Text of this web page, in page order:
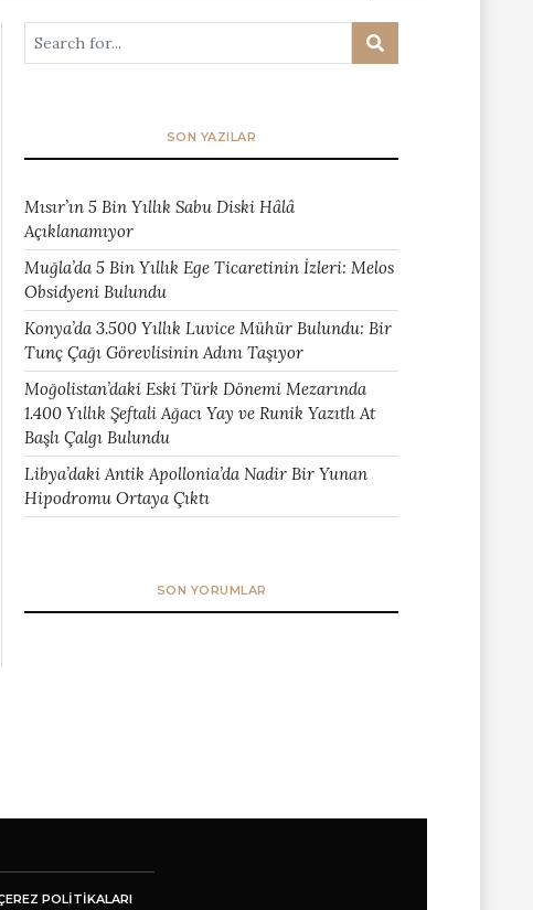
SON YAZILAR
Mısır’ın 5 Bin Yıllık Sabu Diski Hâlâ
Açıklanamıyor
Muğla’da 5 Bin Yıllık Ege Ticaretinin İzleri: Melos
Obsidyeni Bulundu
Konya’da 3.500 Yıllık Luvice Mühür Bulundu: Bir
Tunç Çağı Görevlisinin Adını Taşıyor
Moğolistan’daki Eski Türk Dönemi Mezarında
1.400 Yıllık Şeftali Ağacı Yay ve Runik Yazıtlı At
Başlı Çalgı Bulundu
Libya’daki Antik Apollonia’da Nadir Bir Yunan
Hipodromu Ortaya Çıktı
SON YORUMLAR
POLITIKALARI